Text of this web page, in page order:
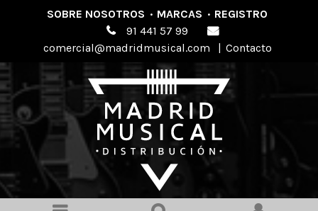
SOBRE NOSOTROS · MARCAS · REGISTRO
91 441 57 99
comercial@madridmusical.com
| Contacto